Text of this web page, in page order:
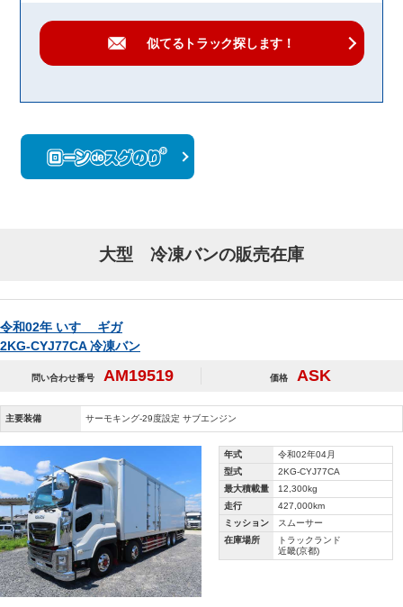
似てるトラック探します！
大型 冷凍バンの販売在庫
令和02年 いすゞ ギガ
2KG-CYJ77CA 冷凍バン
問い合わせ番号 AM19519 価格 ASK
主要装備 サーモキング‐29度設定 サブエンジン
年式
令和02年04月
型式
2KG-CYJ77CA
最大積載量
12,300kg
走行
427,000km
ミッション
スムーサー
在庫場所
トラックランド
近畿(京都)